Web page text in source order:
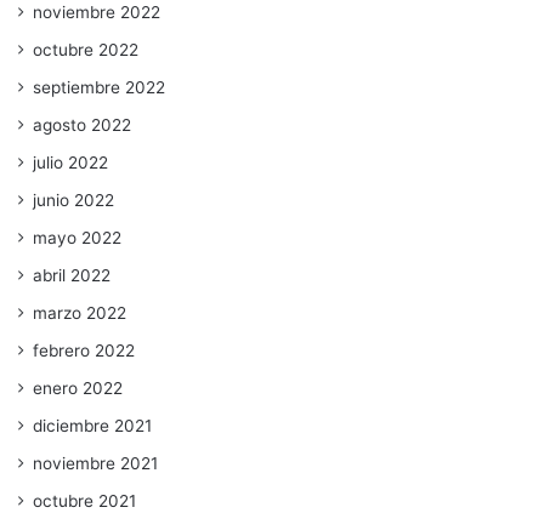
noviembre 2022
octubre 2022
septiembre 2022
agosto 2022
julio 2022
junio 2022
mayo 2022
abril 2022
marzo 2022
febrero 2022
enero 2022
diciembre 2021
noviembre 2021
octubre 2021